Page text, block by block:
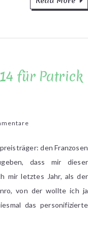
für Patrick
2014den Franzosen
dass mir dieser
mir letztes Jahr, als der
von der wollte ich ja
das personifizierte